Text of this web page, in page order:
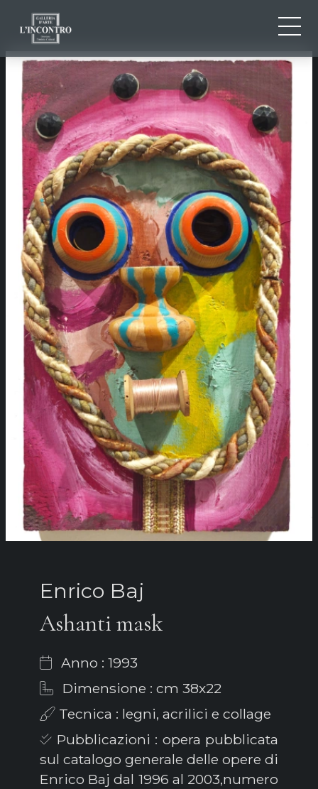
IT
FR
CHI SIAMO
NEWS ED EVENTI
ARTISTI E OPERE
MOSTRE
CONTATTI
Enrico Baj
Ashanti mask
Anno : 1993
Dimensione : cm 38x22
Tecnica : legni, acrilici e collage
Pubblicazioni : opera pubblicata
sul catalogo generale delle opere di
Enrico Baj dal 1996 al 2003,numero